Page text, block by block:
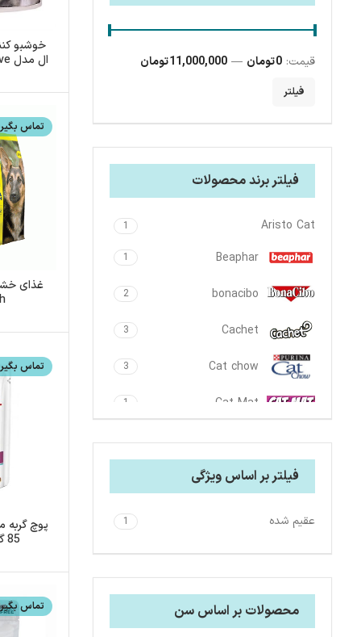
فیلتر
قیمت: 0 تومان — 11,000,000 تومان
فیلتر برند محصولات
Aristo Cat
1
Beaphar
1
bonacibo
2
Cachet
3
Cat chow
3
Cat Mat
1
Celebone
4
Cute Cat
felix
1
Fidar
فیلتر بر اساس ویژگی
عقیم شده 1
محصولات بر اساس سن
خوشبو
ال مدل PCL-Love وزن 500 گرم
تماس
غذای
تماس
پوچ گربه
85 گرمی رویال کنین
تماس